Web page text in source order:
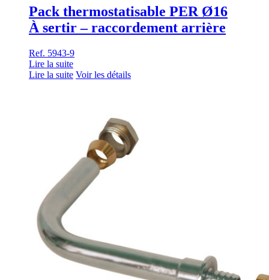
Pack thermostatisable PER Ø16
À sertir – raccordement arrière
Ref. 5943-9
Lire la suite
Lire la suite Voir les détails